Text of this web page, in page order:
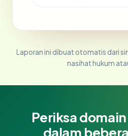
Laporan ini dibuat otomatis dari
nasihat hukum
Periksa
dalam